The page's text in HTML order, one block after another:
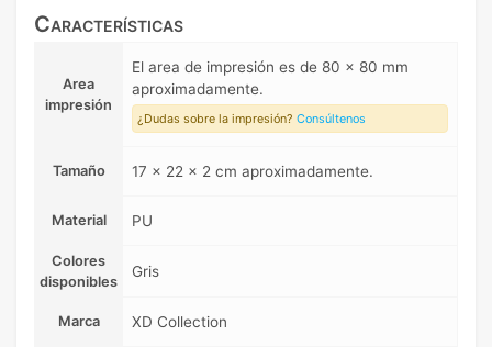
Características
Area
impresión
El area de impresión es de 80 x 80 mm
aproximadamente.
¿Dudas sobre la impresión? Consúltenos
Tamaño 17 x 22 x 2 cm aproximadamente.
Material PU
Colores
disponibles
Gris
Marca XD Collection